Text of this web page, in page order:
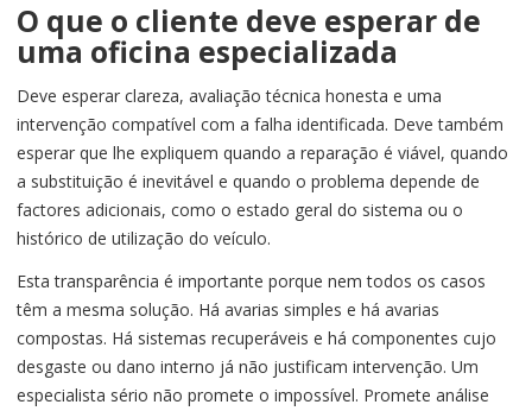
O que o cliente deve esperar de
uma oficina especializada
Deve esperar clareza, avaliação técnica honesta e uma
intervenção compatível com a falha identificada. Deve também
esperar que lhe expliquem quando a reparação é viável, quando
a substituição é inevitável e quando o problema depende de
factores adicionais, como o estado geral do sistema ou o
histórico de utilização do veículo.
Esta transparência é importante porque nem todos os casos
têm a mesma solução. Há avarias simples e há avarias
compostas. Há sistemas recuperáveis e há componentes cujo
desgaste ou dano interno já não justificam intervenção. Um
especialista sério não promete o impossível. Promete análise